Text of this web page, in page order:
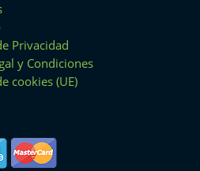
Privacidad
y Condiciones
cookies (UE)